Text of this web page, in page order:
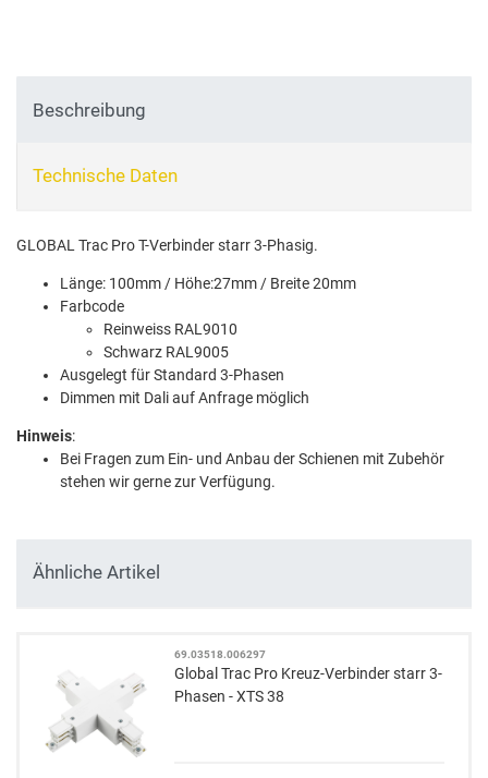
Beschreibung
Technische Daten
GLOBAL Trac Pro T-Verbinder starr 3-Phasig.
Länge: 100mm / Höhe:27mm / Breite 20mm
Farbcode
Reinweiss RAL9010
Schwarz RAL9005
Ausgelegt für Standard 3-Phasen
Dimmen mit Dali auf Anfrage möglich
Hinweis:
Bei Fragen zum Ein- und Anbau der Schienen mit Zubehör
stehen wir gerne zur Verfügung.
Ähnliche Artikel
69.03518.006297
Global Trac Pro Kreuz-Verbinder starr 3-
Phasen - XTS 38